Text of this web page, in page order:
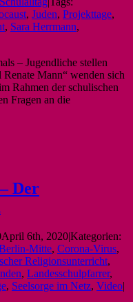
, Juden, Projekttage,
, Sara Herrmann,
– Jugendliche stellen
Mann“ wenden sich
Rahmen der schulischen
Fragen an die
Der
April 6th, 2020|Kategorien:
Mitte, Corona-Virus,
Religionsunterricht,
, Landesschulpfarrer,
, Seelsorge im Netz, Video|